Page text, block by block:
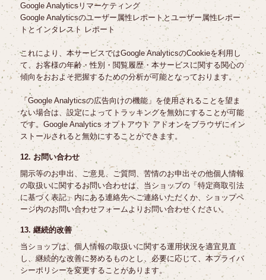
Google Analyticsリマーケティング
Google Analyticsのユーザー属性レポートとユーザー属性レポー
トとインタレスト レポート
これにより、本サービスではGoogle AnalyticsのCookieを利用し
て、お客様の年齢・性別・閲覧履歴・本サービスに関する関心の
傾向をおおよそ把握するための分析が可能となっております。
「Google Analyticsの広告向けの機能」を使用されることを望ま
ない場合は、設定によってトラッキングを無効にすることが可能
です。Google Analytics オプトアウト アドオンをブラウザにイン
ストールされると無効にすることができます。
12. お問い合わせ
開示等のお申出、ご意見、ご質問、苦情のお申出その他個人情報
の取扱いに関するお問い合わせは、当ショップの「特定商取引法
に基づく表記」内にある連絡先へご連絡いただくか、ショップペ
ージ内のお問い合わせフォームよりお問い合わせください。
13. 継続的改善
当ショップは、個人情報の取扱いに関する運用状況を適宜見直
し、継続的な改善に努めるものとし、必要に応じて、本プライバ
シーポリシーを変更することがあります。